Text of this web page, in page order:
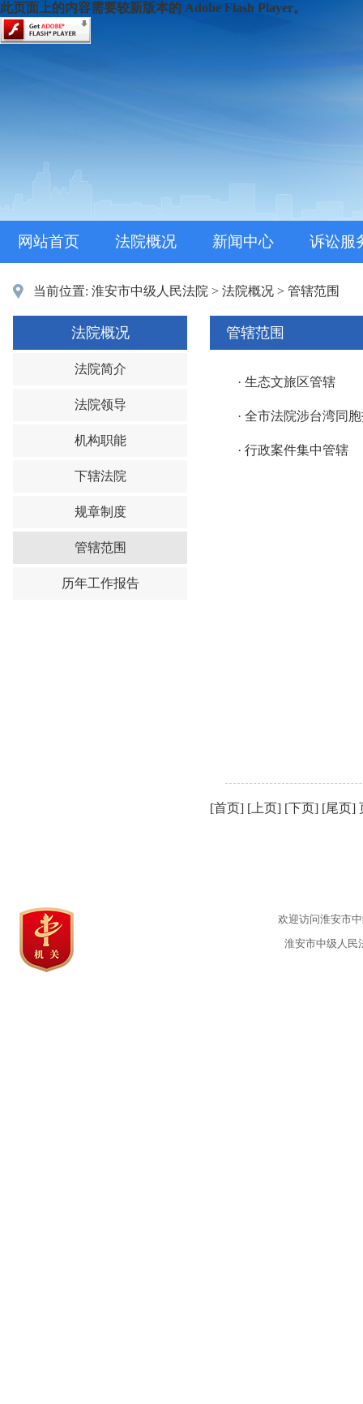
此页面上的内容需要较新版本的 Adobe Flash Player。
网站首页 法院概况 新闻中心 诉讼服
当前位置: 淮安市中级人民法院 > 法院概况 > 管辖范围
法院概况
法院简介
法院领导
机构职能
下辖法院
规章制度
管辖范围
历年工作报告
管辖范围
· 生态文旅区管辖
· 全市法院涉台湾同
· 行政案件集中管辖
[首页] [上页] [下页] [尾页]
欢迎访问淮安市
淮安市中级人